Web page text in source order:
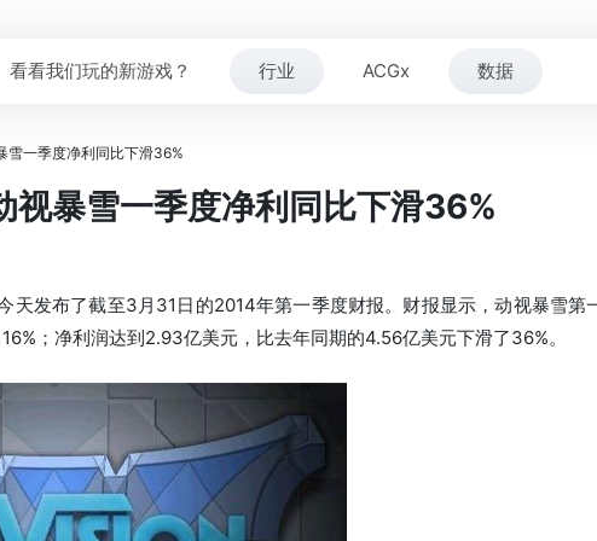
看看我们玩的新游戏？ 行业 ACGx 数据
雪一季度净利同比下滑36%
视暴雪一季度净利同比下滑36%
发布了截至3月31日的2014年第一季度财报。财报显示，动视暴雪第
；净利润达到2.93亿美元，比去年同期的4.56亿美元下滑了36%。